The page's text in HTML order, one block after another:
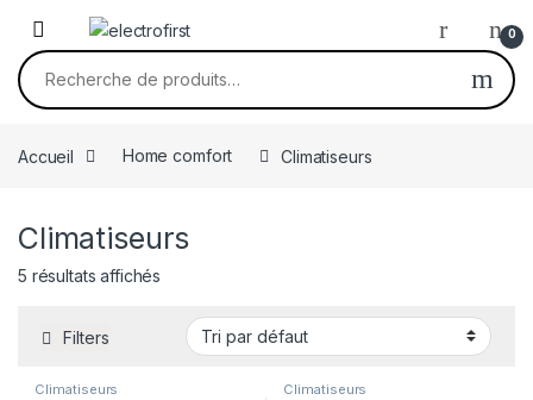
Skip to navigation
Skip to content
0
Recherche pour :
Accueil Home comfort Climatiseurs
Climatiseurs
5 résultats affichés
Filters
Climatiseurs Climatiseurs